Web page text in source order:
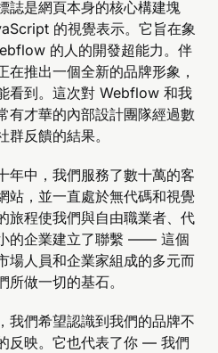
誌是網頁本身的核心構建塊
的視覺表示。它旨在象
的人的開發超能力。伴
在推出一個全新的品牌形象，
看到。這次對 Webflow 和我
有才華的內部設計團隊經過數
群反饋的結果。
年中，我們服務了數十萬的客
站，並一直處於無代碼和視覺
旅程使我們與自由職業者、代
的企業建立了聯繫 —— 這個
場人員和企業家組成的多元而
做一切的基石。
我們希望認識到我們的品牌不
反映。它也代表了你 –– 我們